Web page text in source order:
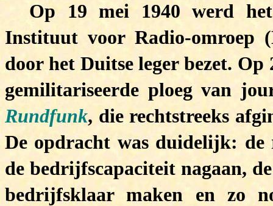
Op 19 mei 1940 werd
Instituut voor Radio-omroep
door het Duitse leger bezet.
gemilitariseerde ploeg van
Rundfunk, die rechtstreeks
De opdracht was duidelijk: de
de bedrijfscapaciteit nagaan,
bedrijfsklaar maken en zo